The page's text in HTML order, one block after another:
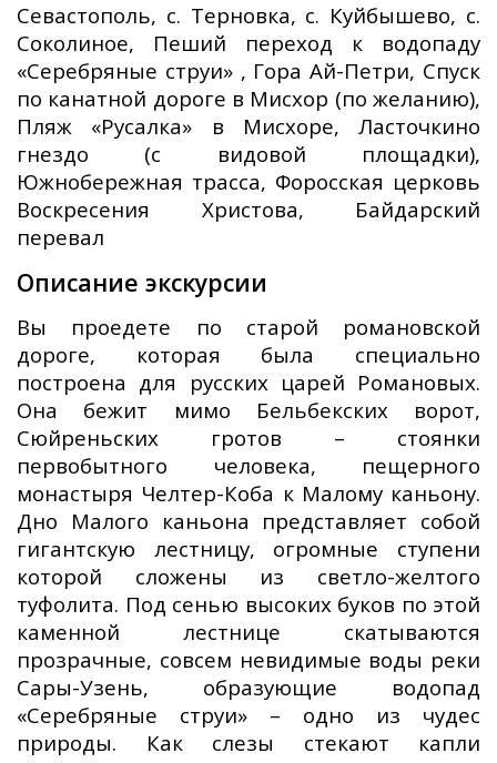
Севастополь, с. Терновка, с. Куйбышево, с.
Соколиное, Пеший переход к водопаду
«Серебряные струи» , Гора Ай-Петри, Спуск
по канатной дороге в Мисхор (по желанию),
Пляж «Русалка» в Мисхоре, Ласточкино
гнездо (с видовой площадки),
Южнобережная трасса, Форосская церковь
Воскресения Христова, Байдарский
перевал
Описание экскурсии
Вы проедете по старой романовской
дороге, которая была специально
построена для русских царей Романовых.
Она бежит мимо Бельбекских ворот,
Сюйреньских гротов – стоянки
первобытного человека, пещерного
монастыря Челтер-Коба к Малому каньону.
Дно Малого каньона представляет собой
гигантскую лестницу, огромные ступени
которой сложены из светло-желтого
туфолита. Под сенью высоких буков по этой
каменной лестнице скатываются
прозрачные, совсем невидимые воды реки
Сары-Узень, образующие водопад
«Серебряные струи» – одно из чудес
природы. Как слезы стекают капли